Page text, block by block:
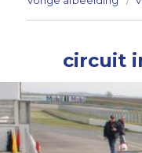
circuit